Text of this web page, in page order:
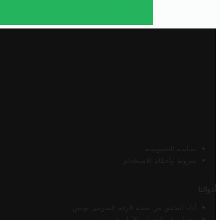
سياسة الخصوصية
شروط وأحكام الاستخدام
أدواتنا
أداة التحقق من صحة الرقم الضريبي تونس